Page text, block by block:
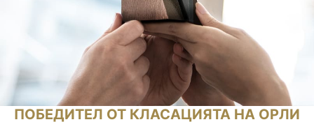
ПОБЕДИТЕЛ ОТ КЛАСАЦИЯТА НА ОРЛИ